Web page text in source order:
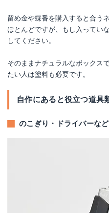
留め金や蝶番を購入すると合う
ほとんどですが、もし入ってい
してください。
そのままナチュラルなボックス
たい人は塗料も必要です。
自作にあると役立つ道具
のこぎり・ドライバーな